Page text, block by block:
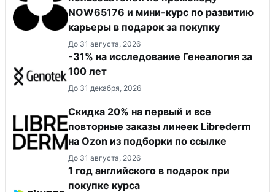
NOW65176 и мини-курс по развитию
карьеры в подарок за покупку
До 31 августа, 2026
-31% на исследование Генеалогия за
100 лет
До 31 декабря, 2026
Скидка 20% на первый и все
повторные заказы линеек Librederm
на Ozon из подборки по ссылке
До 31 августа, 2026
1 год английского в подарок при
покупке курса